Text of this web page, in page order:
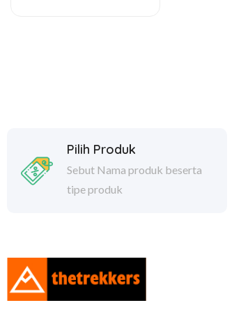
Pilih Produk
Sebut Nama produk beserta
tipe produk